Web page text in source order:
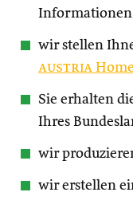
Informationen
wir stellen
austria
Sie erhalten
Ihres
wir
wir erstellen